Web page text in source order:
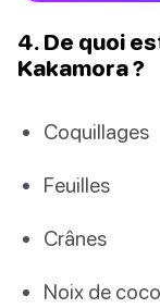
4. De quoi
Kakamora ?
Coquillages
Feuilles
Crânes
Noix de coco